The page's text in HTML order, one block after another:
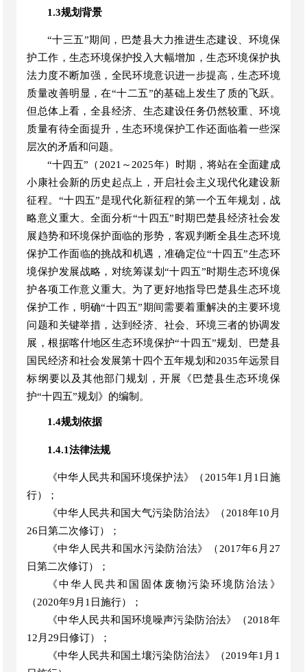
1.3规划背景
“十三五”期间， 巴楚县大力推进生态建设、环境保
护工作，生态环境保护投入大幅增加，生态环境保护执
法力度不断加强，全民环境意识进一步提高，生态环境
质量改善明显，在“十二五”的基础上发生了质的飞跃。
但总体上看，全县经济 生态建设任务仍然较重、环境
质量有待全面提升，生态环境保护工作还面临着一些深
层次的矛盾和问题。
“十四五” （ 2021～2025年）时期，将站在全面建成
小康社会新的历史起点上，开启社会主义现代化建设新
征程。 “十四五”是现代化新征程的第一个五年规划，战
略意义重大。全面分析“十四五” 时期 巴楚县经济社会发
展趋势和环境保护面临的形势，客观判断全县生态环境
保护工作面临的挑战和机遇，准确定位“十四五”生态环
境保护发展战略，对统筹谋划“十四五”时期生态环境保
护各项工作意义重大。为了更好地指导巴楚县生态环境
保护工作，明确“十四五”期间需要着重解决的主要环境
问题和关键举措，达到经济、社会、环境三者的协调发
展，根据喀什地区生态环境保护“十四五”规划、
巴楚县
国民经济和社会发展第十四个五年规划和2035年远景目
标纲要以及其他部门规划，开展《 巴楚县生态环境保
护“十四五”规划》的编制。
1.4规划依据
1.4.1法律法规
《中华人民共和国环境保护法》（ 2015年1月1日施
行）；
《中华人民共和国大气污染防治法》（ 2018年10 月
26 日第二次修订）；
《中华人民共和国水污染防治法》（ 2017年6月27
日第二次修订）；
《中华人民共和国固体废物污染环境防治法》
（2020年9 月 1 日施行）；
《中华人民共和国环境噪声污染防治法》（2018年
12 月 29 日修订）；
《中华人民共和国土壤污染防治法》（2019年1月1